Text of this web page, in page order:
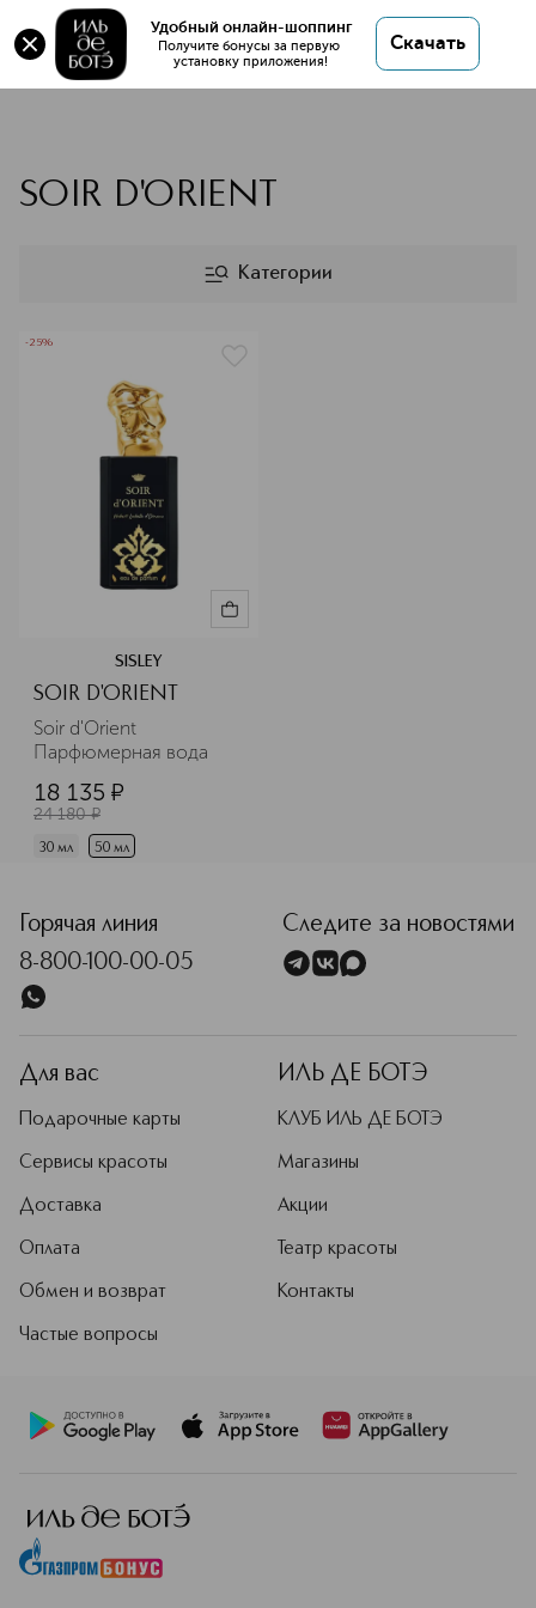
Удобный онлайн-шоппинг
Получите бонусы за первую
установку приложения!
Скачать
SOIR D'ORIENT
Категории
-25%
SISLEY
SOIR D'ORIENT
Soir d'Orient
Парфюмерная вода
18 135 ¤
24 180 ¤
30 мл 50 мл
Горячая линия
8-800-100-00-05
Следите за новостями
Для вас
Подарочные карты
Сервисы красоты
Доставка
Оплата
Обмен и возврат
Частые вопросы
ИЛЬ ДЕ БОТЭ
КЛУБ ИЛЬ ДЕ БОТЭ
Магазины
Акции
Театр красоты
Контакты